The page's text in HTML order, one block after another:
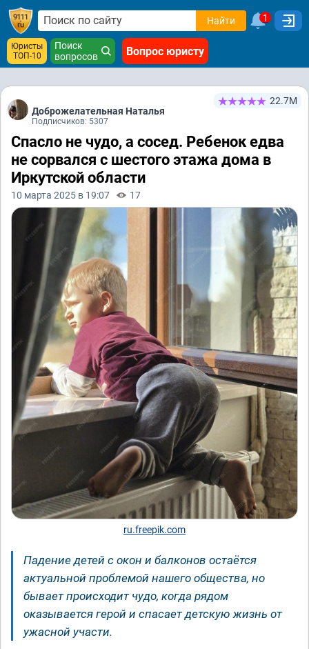
Найти 1
Юристы
ТОП-10
Поиск
вопросов
Вопрос юристу
Доброжелательная Наталья
Подписчиков: 5307
22.7М
Спасло не чудо, а сосед. Ребенок едва
не сорвался с шестого этажа дома в
Иркутской области
10 марта 2025 в 19:07 17
ru.freepik.com
Падение детей с окон и балконов остаётся
актуальной проблемой нашего общества, но
бывает происходит чудо, когда рядом
оказывается герой и спасает детскую жизнь от
ужасной участи.